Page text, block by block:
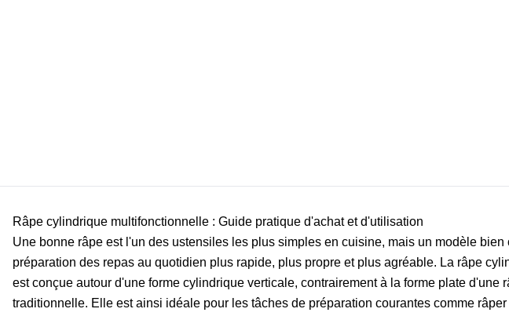
Râpe cylindrique multifonctionnelle : Guide pratique d'achat et d'utilisation
Une bonne râpe est l'un des ustensiles les plus simples en cuisine, mais un modèle bien
préparation des repas au quotidien plus rapide, plus propre et plus agréable. La râpe
est conçue autour d'une forme cylindrique verticale, contrairement à la forme plate d'une
traditionnelle. Elle est ainsi idéale pour les tâches de préparation courantes comme